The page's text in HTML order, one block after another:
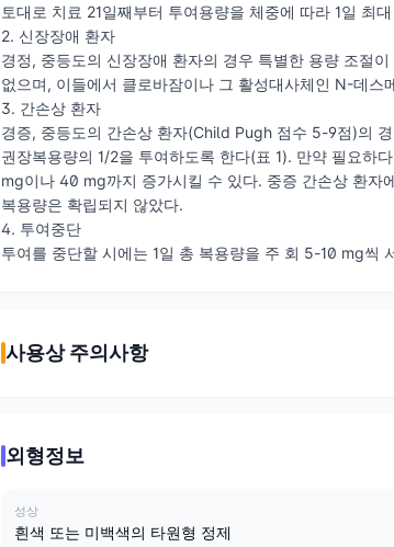
토대로 치료 21일째부터 투여용량을 체중에 따라 1일 최
2. 신장장애 환자
경정, 중등도의 신장장애 환자의 경우 특별한 용량 조절
없으며, 이들에서 클로바잠이나 그 활성대사체인 N-데
3. 간손상 환자
경증, 중등도의 간손상 환자(Child Pugh 점수 5-9점)의
권장복용량의 1/2을 투여하도록 한다(표 1). 만약 필요하
mg이나 40 mg까지 증가시킬 수 있다. 중증 간손상 환자
복용량은 확립되지 않았다.
4. 투여중단
투여를 중단할 시에는 1일 총 복용량을 주 회 5-10 mg씩
사용상 주의사항
외형정보
성상
흰색 또는 미백색의 타원형 정제